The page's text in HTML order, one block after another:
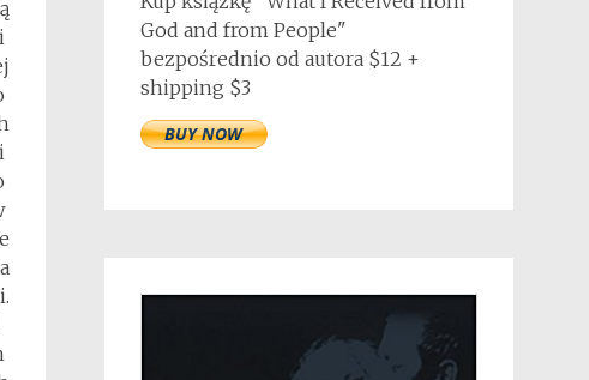
God and from People"
bezpośrednio od autora $12 +
shipping $3